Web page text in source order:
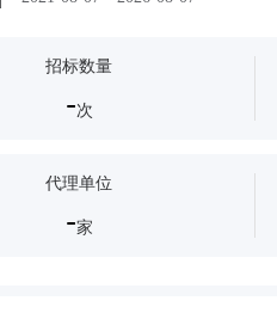
招标数量
-次
代理单位
-家